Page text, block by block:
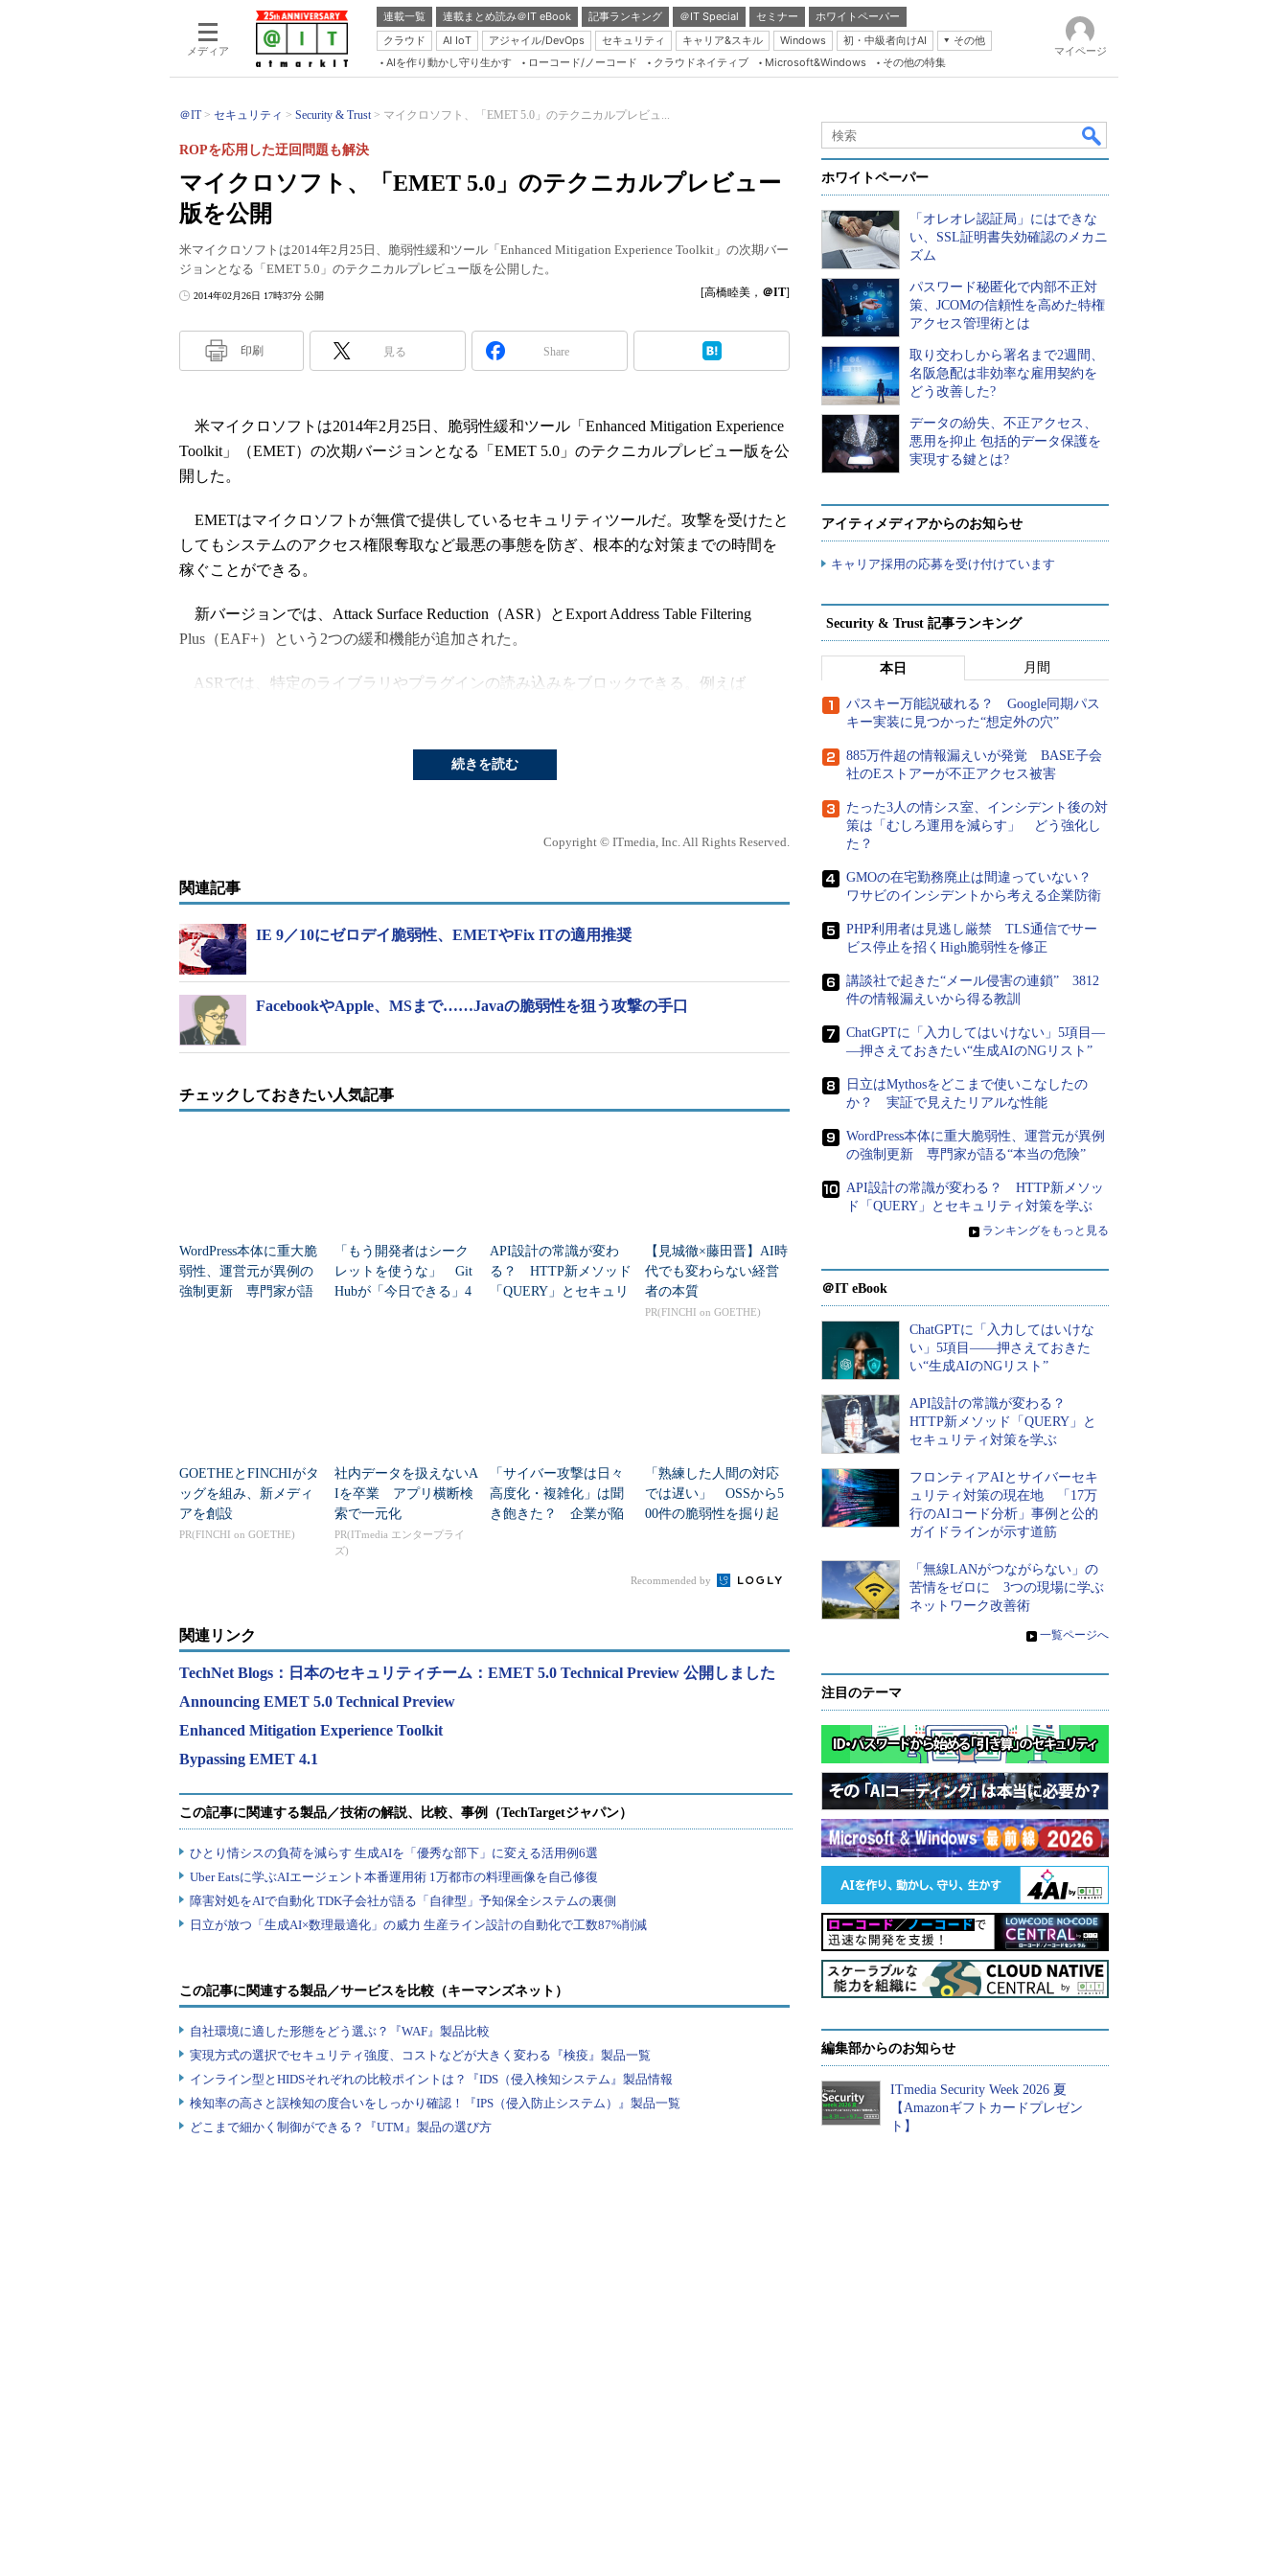
メディア
連載一覧 連載まとめ読み＠IT eBook 記事ランキング ＠IT Special セミナー
ホワイトペーパー
クラウド
AI IoT アジャイル/DevOps セキュリティ キャリア&スキル Windows 初・中級者向けAI
その他
Server & Storage
Java Agile
Database Expert
Linux ＆ OSS
Master of IP Network
Security & Trust
AIを作り動かし守り生かす ローコード/ノーコード クラウドネイティブ Microsoft&Windows その他の特集
マイページ
＠IT セキュリティ Security & Trust マイクロソフト、「EMET 5.0」のテクニカルプレビュ...
マイクロソフト、「EMET 5.0」のテクニカルプレビュー
版を公開
ROPを応用した迂回問題も解決
米マイクロソフトは2014年2月25日、脆弱性緩和ツール「Enhanced Mitigation Experience Toolkit」の次期バー
ジョンとなる「EMET 5.0」のテクニカルプレビュー版を公開した。
2014年02月26日 17時37分 公開 [高橋睦美， ＠IT]
印刷 見る Share
米マイクロソフトは2014年2月25日、脆弱性緩和ツール「Enhanced Mitigation Experience
Toolkit」（EMET）の次期バージョンとなる「EMET 5.0」のテクニカルプレビュー版を公
開した。
EMETはマイクロソフトが無償で提供しているセキュリティツールだ。攻撃を受けたと
してもシステムのアクセス権限奪取など最悪の事態を防ぎ、根本的な対策までの時間を
稼ぐことができる。
新バージョンでは、Attack Surface Reduction（ASR）とExport Address Table Filtering
Plus（EAF+）という2つの緩和機能が追加された。
ASRでは、特定のライブラリやプラグインの読み込みをブロックできる。例えば
ト ゾーンでは許可する」といった具合に、レジストリの設定によって制御が可能だ。こ
れにより、悪意あるFlashやJavaを埋め込んだWordやExcelドキュメントを開いても読み込
EAF+は、既に提供済みの「エクスポート アドレス テーブル フィルタリング」
（EAF）を強化したもので、NTDLL.DLLおよびKERNEL32.DLLに加え、KERNELBASE
の出力に対する保護も追加した。
先に米国のセキュリティ企業、Bromiumが、ROP（Return-Oriented Programming）と呼ば
れる攻撃手法の応用によってEMETによる保護を迂回できることを指摘していた。バージ
ョン5.0で実装されるEAF+はこの問題も修正。動的なROPガジェットを生成しようとする
攻撃手法を防ぐという。
明している。
続きを読む
Copyright © ITmedia, Inc. All Rights Reserved.
関連記事
IE 9／10にゼロデイ脆弱性、EMETやFix ITの適用推奨
FacebookやApple、MSまで……Javaの脆弱性を狙う攻撃の手口
チェックしておきたい人気記事
WordPress本体に重大脆
弱性、運営元が異例の
強制更新 専門家が語
「もう開発者はシーク
レットを使うな」 Git
Hubが「今日できる」4
API設計の常識が変わ
る？ HTTP新メソッド
「QUERY」とセキュリ
【見城徹×藤田晋】AI時
代でも変わらない経営
者の本質
PR(FINCHI on GOETHE)
GOETHEとFINCHIがタ
ッグを組み、新メディ
アを創設
PR(FINCHI on GOETHE)
社内データを扱えないA
Iを卒業 アプリ横断検
索で一元化
PR(ITmedia エンタープライ
ズ)
「サイバー攻撃は日々
高度化・複雑化」は聞
き飽きた？ 企業が陥
「熟練した人間の対応
では遅い」 OSSから5
00件の脆弱性を掘り起
Recommended by
関連リンク
TechNet Blogs：日本のセキュリティチーム：EMET 5.0 Technical Preview 公開しました
Announcing EMET 5.0 Technical Preview
Enhanced Mitigation Experience Toolkit
Bypassing EMET 4.1
この記事に関連する製品／サービスを比較（キーマンズネット）
自社環境に適した形態をどう選ぶ？『WAF』製品比較
実現方式の選択でセキュリティ強度、コストなどが大きく変わる『検疫』製品一覧
インライン型とHIDSそれぞれの比較ポイントは？『IDS（侵入検知システム』製品情報
検知率の高さと誤検知の度合いをしっかり確認！『IPS（侵入防止システム）』製品一覧
どこまで細かく制御ができる？『UTM』製品の選び方
ホワイトペーパー
「オレオレ認証局」にはできな
い、SSL証明書失効確認のメカニ
ズム
パスワード秘匿化で内部不正対
策、JCOMの信頼性を高めた特権
アクセス管理術とは
取り交わしから署名まで2週間、
名阪急配は非効率な雇用契約を
どう改善した?
データの紛失、不正アクセス、
悪用を抑止 包括的データ保護を
実現する鍵とは?
アイティメディアからのお知らせ
キャリア採用の応募を受け付けています
Security & Trust 記事ランキング
本日 月間
パスキー万能説破れる？ Google同期パス
キー実装に見つかった“想定外の穴”
885万件超の情報漏えいが発覚 BASE子会
社のEストアーが不正アクセス被害
たった3人の情シス室、インシデント後の対
策は「むしろ運用を減らす」 どう強化し
た？
GMOの在宅勤務廃止は間違っていない？
ワサビのインシデントから考える企業防衛
PHP利用者は見逃し厳禁 TLS通信でサー
ビス停止を招くHigh脆弱性を修正
講談社で起きた“メール侵害の連鎖” 3812
件の情報漏えいから得る教訓
ChatGPTに「入力してはいけない」5項目―
―押さえておきたい“生成AIのNGリスト”
日立はMythosをどこまで使いこなしたの
か？ 実証で見えたリアルな性能
WordPress本体に重大脆弱性、運営元が異例
の強制更新 専門家が語る“本当の危険”
API設計の常識が変わる？ HTTP新メソッ
ド「QUERY」とセキュリティ対策を学ぶ
» ランキングをもっと見る
＠IT eBook
ChatGPTに「入力してはいけな
い」5項目――押さえておきた
い“生成AIのNGリスト”
API設計の常識が変わる？
HTTP新メソッド「QUERY」と
セキュリティ対策を学ぶ
フロンティアAIとサイバーセキ
ュリティ対策の現在地 「17万
行のAIコード分析」事例と公的
ガイドラインが示す道筋
「無線LANがつながらない」の
苦情をゼロに 3つの現場に学ぶ
ネットワーク改善術
» 一覧ページへ
注目のテーマ
編集部からのお知らせ
ITmedia Security Week 2026 夏
【Amazonギフトカードプレゼン
ト】